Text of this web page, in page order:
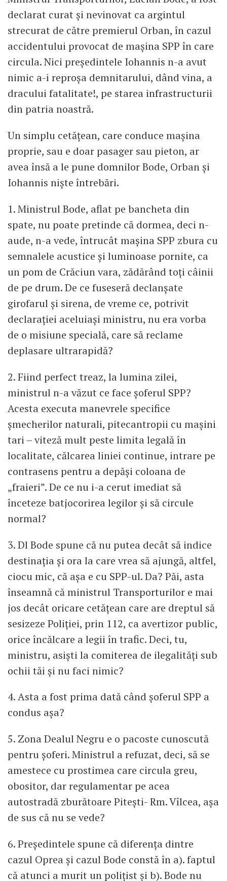
declarat curat și nevinovat ca argintul
strecurat de către premierul Orban, în cazul
accidentului provocat de mașina SPP în care
circula. Nici președintele Iohannis n-a avut
nimic a-i reproșa demnitarului, dând vina, a
dracului fatalitate!, pe starea infrastructurii
din patria noastră.
Un simplu cetățean, care conduce mașina
proprie, sau e doar pasager sau pieton, ar
avea însă a le pune domnilor Bode, Orban și
Iohannis niște întrebări.
1. Ministrul Bode, aflat pe bancheta din
spate, nu poate pretinde că dormea, deci n-
aude, n-a vede, întrucât mașina SPP zbura cu
semnalele acustice și luminoase pornite, ca
un pom de Crăciun vara, zădărând toți câinii
de pe drum. De ce fuseseră declanșate
girofarul și sirena, de vreme ce, potrivit
declarației aceluiași ministru, nu era vorba
de o misiune specială, care să reclame
deplasare ultrarapidă?
2. Fiind perfect treaz, la lumina zilei,
ministrul n-a văzut ce face șoferul SPP?
Acesta executa manevrele specifice
șmecherilor naturali, pitecantropii cu mașini
tari – viteză mult peste limita legală în
localitate, călcarea liniei continue, intrare pe
contrasens pentru a depăși coloana de
„fraieri”. De ce nu i-a cerut imediat să
înceteze batjocorirea legilor și să circule
normal?
3. Dl Bode spune că nu putea decât să indice
destinația și ora la care vrea să ajungă, altfel,
ciocu mic, că așa e cu SPP-ul. Da? Păi, asta
înseamnă că ministrul Transporturilor e mai
jos decât oricare cetățean care are dreptul să
sesizeze Poliției, prin 112, ca avertizor public,
orice încălcare a legii în trafic. Deci, tu,
ministru, asiști la comiterea de ilegalități sub
ochii tăi și nu faci nimic?
4. Asta a fost prima dată când șoferul SPP a
condus așa?
5. Zona Dealul Negru e o pacoste cunoscută
pentru șoferi. Ministrul a refuzat, deci, să se
amestece cu prostimea care circula greu,
obositor, dar regulamentar pe acea
autostradă zburătoare Pitești- Rm. Vîlcea, așa
de sus că nu se vede?
6. Președintele spune că diferența dintre
cazul Oprea și cazul Bode constă în a). faptul
că atunci a murit un polițist și b). Bode nu